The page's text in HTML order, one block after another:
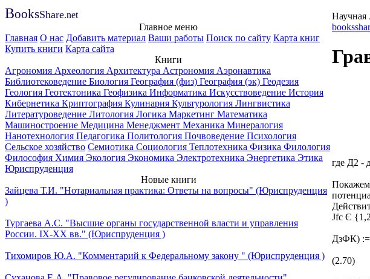
BooksShare.net
Научная
Главное меню
Главная О нас Добавить материал Ваши работы Поиск по сайту Карта книг
Купить книги Карта сайта
Книги
Агрономия Археология Архитектура Астрономия Аэронавтика
Библиотековедение Биология География (физ) География (эк) Геодезия
Геология Геотектоника Геофизика Информатика Искусствоведение История
Кибернетика Криптография Кулинария Культурология Лингвистика
Литературоведение Литология Логика Маркетинг Математика
Машиностроение Медицина Менеджмент Механика Минералогия
Нанотехнология Педагогика Политология Почвоведение Психология
Сельское хозяйство Семиотика Социология Теплотехника Физика Филология
Философия Химия Экология Экономика Электротехника Энергетика Этика
Юриспруденция
Новые книги
Зайцева Т.И. "Нотариальная практика: Ответы на вопросы" (Юриспруденция
)
Тургаева А.С. "Высшие органы государственной власти и управления
России. IХ-ХХ вв." (Юриспруденция )
Тихомиров Ю.А. "Комментарий к Федеральному закону " (Юриспруденция )
где Д2 -
Jfc Є
ДзФК)
(2.70)